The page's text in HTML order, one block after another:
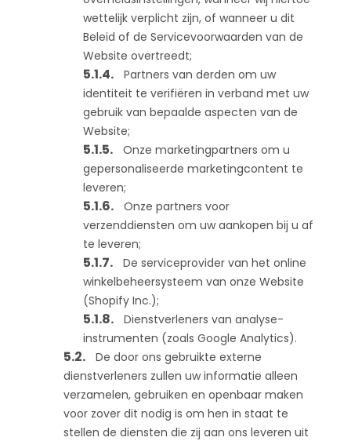
wettelijk verplicht zijn, of wanneer u dit
Beleid of de Servicevoorwaarden van de
Website overtreedt;
Partners van derden om uw
identiteit te verifiëren in verband met uw
gebruik van bepaalde aspecten van de
Website;
Onze marketingpartners om u
gepersonaliseerde marketingcontent te
leveren;
Onze partners voor
verzenddiensten om uw aankopen bij u af
te leveren;
De serviceprovider van het online
winkelbeheersysteem van onze Website
(Shopify Inc.);
Dienstverleners van analyse-
instrumenten (zoals Google Analytics).
De door ons gebruikte externe
dienstverleners zullen uw informatie alleen
verzamelen, gebruiken en openbaar maken
voor zover dit nodig is om hen in staat te
stellen de diensten die zij aan ons leveren uit